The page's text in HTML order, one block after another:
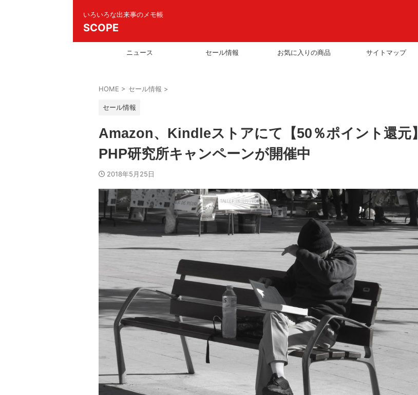
いろいろな出来事のメモ帳
SCOPE
ニュース セール情報 お気に入りの商品 サイトマップ
HOME > セール情報 >
セール情報
Amazon、Kindleストアにて【50％ポイント還元】
PHP研究所キャンペーンが開催中
2018年5月25日